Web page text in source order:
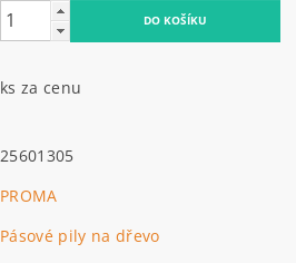
ks za cenu
25601305
PROMA
Pásové pily na dřevo